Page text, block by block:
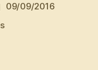
09/09/2016
em